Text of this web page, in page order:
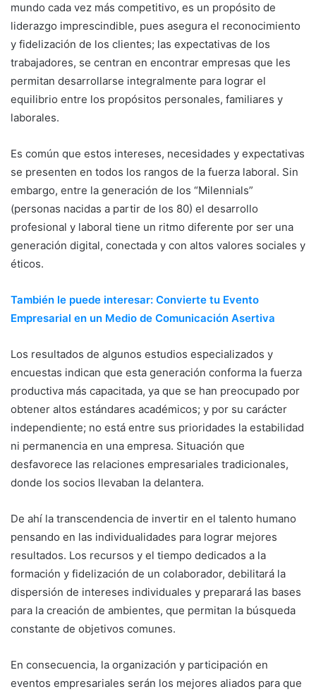
mundo cada vez más competitivo, es un propósito de
liderazgo imprescindible, pues asegura el reconocimiento
y fidelización de los clientes; las expectativas de los
trabajadores, se centran en encontrar empresas que les
permitan desarrollarse integralmente para lograr el
equilibrio entre los propósitos personales, familiares y
laborales.
Es común que estos intereses, necesidades y expectativas
se presenten en todos los rangos de la fuerza laboral. Sin
embargo, entre la generación de los “Milennials”
(personas nacidas a partir de los 80) el desarrollo
profesional y laboral tiene un ritmo diferente por ser una
generación digital, conectada y con altos valores sociales y
éticos.
También le puede interesar: Convierte tu Evento
Empresarial en un Medio de Comunicación Asertiva
Los resultados de algunos estudios especializados y
encuestas indican que esta generación conforma la fuerza
productiva más capacitada, ya que se han preocupado por
obtener altos estándares académicos; y por su carácter
independiente; no está entre sus prioridades la estabilidad
ni permanencia en una empresa. Situación que
desfavorece las relaciones empresariales tradicionales,
donde los socios llevaban la delantera.
De ahí la transcendencia de invertir en el talento humano
pensando en las individualidades para lograr mejores
resultados. Los recursos y el tiempo dedicados a la
formación y fidelización de un colaborador, debilitará la
dispersión de intereses individuales y preparará las bases
para la creación de ambientes, que permitan la búsqueda
constante de objetivos comunes.
En consecuencia, la organización y participación en
eventos empresariales serán los mejores aliados para que